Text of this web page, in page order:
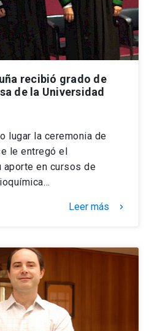
recibió grado de
de la Universidad
lugar la ceremonia de
le entregó el
aporte en cursos de
Leer más keyboard_arrow_right